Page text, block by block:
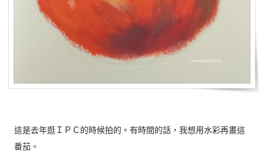
這是去年逛ＩＰＣ的時候拍的。有時間的話，我想用水彩再畫這
番茄。